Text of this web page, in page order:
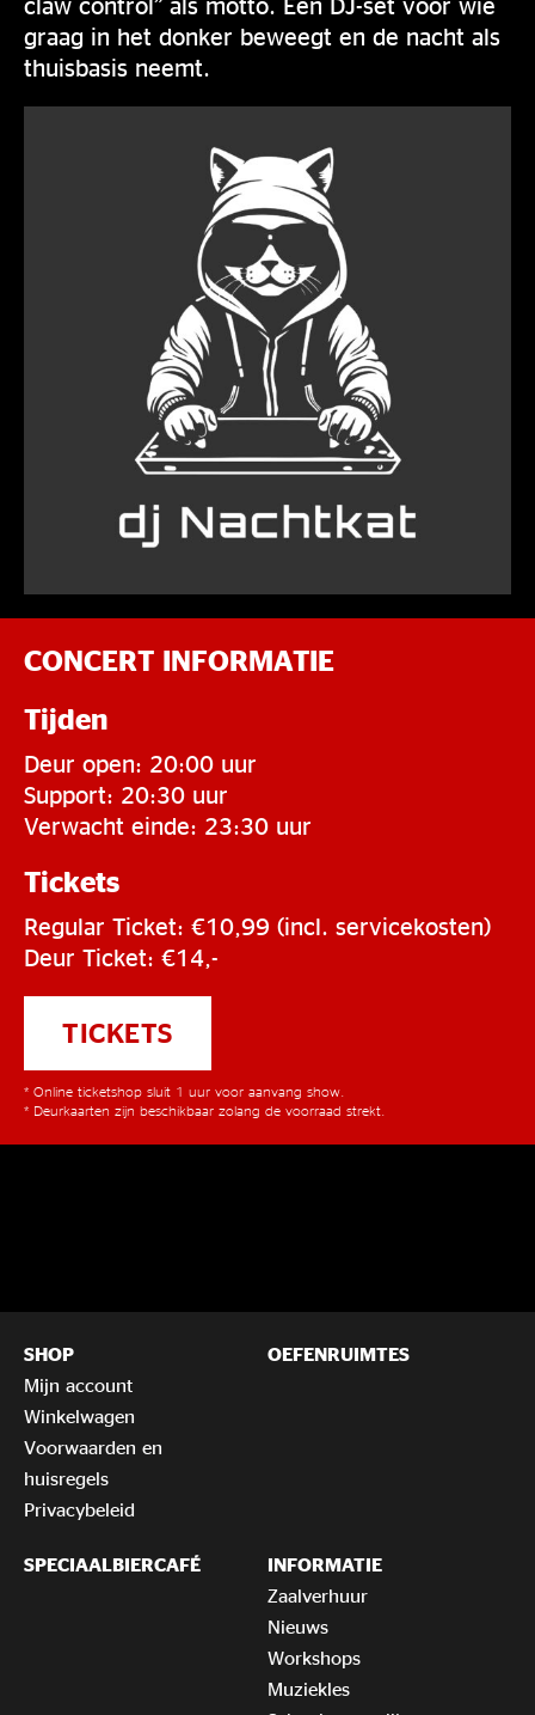
graag in het donker beweegt en de nacht als
thuisbasis neemt.
CONCERT INFORMATIE
Tijden
Deur open: 20:00 uur
Support: 20:30 uur
Verwacht einde: 23:30 uur
Tickets
Regular Ticket: €10,99 (incl. servicekosten)
Deur Ticket: €14,-
TICKETS
* Online ticketshop sluit 1 uur voor aanvang show.
* Deurkaarten zijn beschikbaar zolang de voorraad strekt.
SHOP
Mijn account
Winkelwagen
Voorwaarden en
huisregels
Privacybeleid
OEFENRUIMTES
SPECIAALBIERCAFÉ
INFORMATIE
Zaalverhuur
Nieuws
Workshops
Muziekles